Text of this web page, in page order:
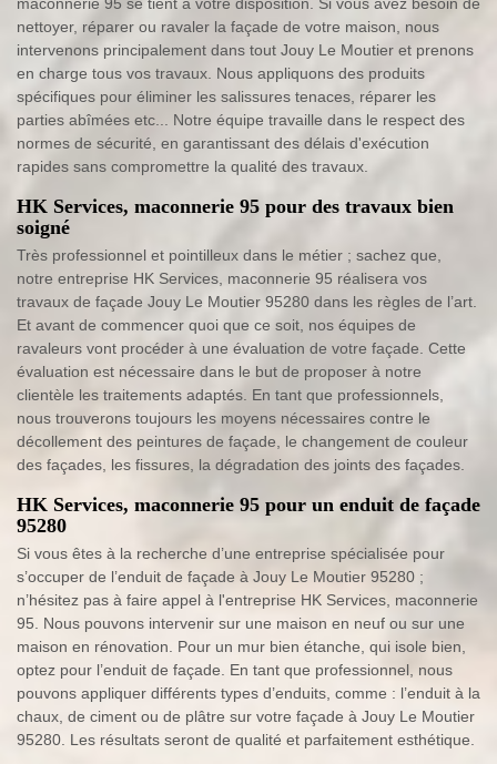
maconnerie 95 se tient à votre disposition. Si vous avez besoin de
nettoyer, réparer ou ravaler la façade de votre maison, nous
intervenons principalement dans tout Jouy Le Moutier et prenons
en charge tous vos travaux. Nous appliquons des produits
spécifiques pour éliminer les salissures tenaces, réparer les
parties abîmées etc... Notre équipe travaille dans le respect des
normes de sécurité, en garantissant des délais d'exécution
rapides sans compromettre la qualité des travaux.
HK Services, maconnerie 95 pour des travaux bien
soigné
Très professionnel et pointilleux dans le métier ; sachez que,
notre entreprise HK Services, maconnerie 95 réalisera vos
travaux de façade Jouy Le Moutier 95280 dans les règles de l’art.
Et avant de commencer quoi que ce soit, nos équipes de
ravaleurs vont procéder à une évaluation de votre façade. Cette
évaluation est nécessaire dans le but de proposer à notre
clientèle les traitements adaptés. En tant que professionnels,
nous trouverons toujours les moyens nécessaires contre le
décollement des peintures de façade, le changement de couleur
des façades, les fissures, la dégradation des joints des façades.
HK Services, maconnerie 95 pour un enduit de façade
95280
Si vous êtes à la recherche d’une entreprise spécialisée pour
s’occuper de l’enduit de façade à Jouy Le Moutier 95280 ;
n’hésitez pas à faire appel à l'entreprise HK Services, maconnerie
95. Nous pouvons intervenir sur une maison en neuf ou sur une
maison en rénovation. Pour un mur bien étanche, qui isole bien,
optez pour l’enduit de façade. En tant que professionnel, nous
pouvons appliquer différents types d’enduits, comme : l’enduit à la
chaux, de ciment ou de plâtre sur votre façade à Jouy Le Moutier
95280. Les résultats seront de qualité et parfaitement esthétique.